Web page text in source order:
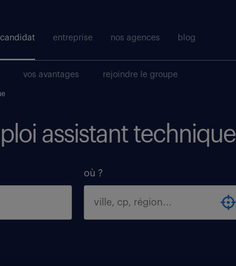
candidat entreprise nos agences blog
vos avantages rejoindre le groupe
assistant technique
où ?